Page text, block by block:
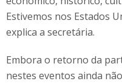
Estivemos nos Estados
explica a secretária.
Embora o retorno da
nestes eventos ainda